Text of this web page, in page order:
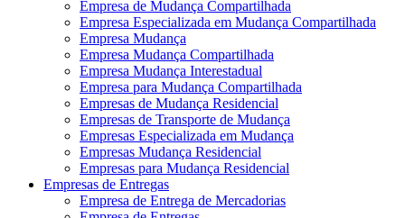
Empresa de Mudança Compartilhada
Empresa Especializada em Mudança Compartilhada
Empresa Mudança
Empresa Mudança Compartilhada
Empresa Mudança Interestadual
Empresa para Mudança Compartilhada
Empresas de Mudança Residencial
Empresas de Transporte de Mudança
Empresas Especializada em Mudança
Empresas Mudança Residencial
Empresas para Mudança Residencial
Empresas de Entregas
Empresa de Entrega de Mercadorias